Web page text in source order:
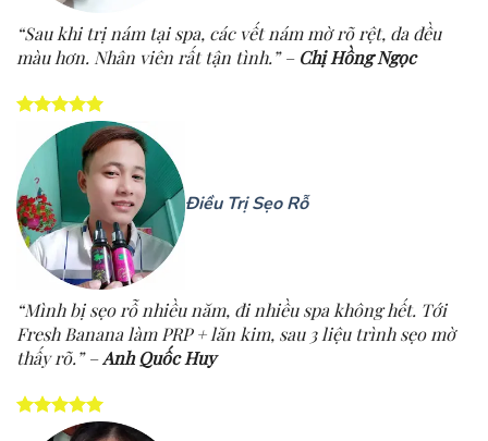
“Sau khi trị nám tại spa, các vết nám mờ rõ rệt, da đều
màu hơn. Nhân viên rất tận tình.” – Chị Hồng Ngọc
Điều Trị Sẹo Rỗ
“Mình bị sẹo rỗ nhiều năm, đi nhiều spa không hết. Tới
Fresh Banana làm PRP + lăn kim, sau 3 liệu trình sẹo mờ
thấy rõ.” –Anh Quốc Huy